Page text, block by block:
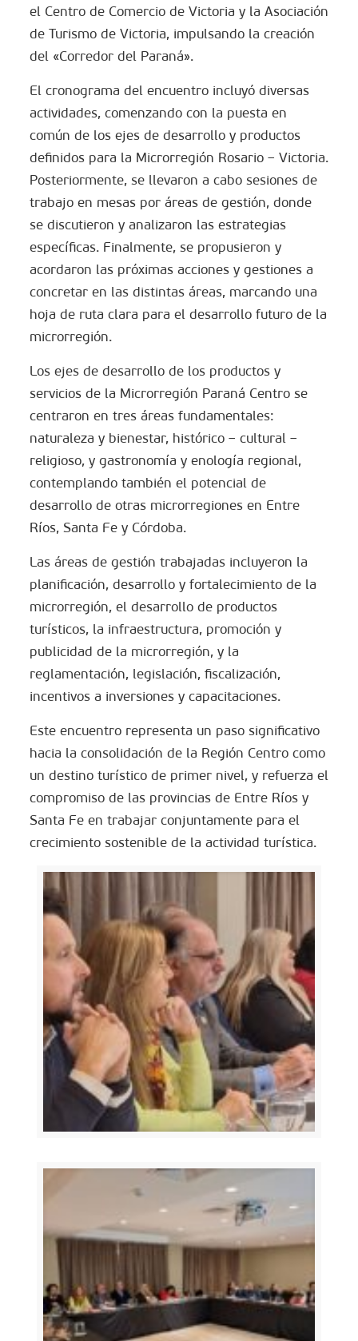
el Centro de Comercio de Victoria y la Asociación
de Turismo de Victoria, impulsando la creación
del «Corredor del Paraná».
El cronograma del encuentro incluyó diversas
actividades, comenzando con la puesta en
común de los ejes de desarrollo y productos
definidos para la Microrregión Rosario – Victoria.
Posteriormente, se llevaron a cabo sesiones de
trabajo en mesas por áreas de gestión, donde
se discutieron y analizaron las estrategias
específicas. Finalmente, se propusieron y
acordaron las próximas acciones y gestiones a
concretar en las distintas áreas, marcando una
hoja de ruta clara para el desarrollo futuro de la
microrregión.
Los ejes de desarrollo de los productos y
servicios de la Microrregión Paraná Centro se
centraron en tres áreas fundamentales:
naturaleza y bienestar, histórico – cultural –
religioso, y gastronomía y enología regional,
contemplando también el potencial de
desarrollo de otras microrregiones en Entre
Ríos, Santa Fe y Córdoba.
Las áreas de gestión trabajadas incluyeron la
planificación, desarrollo y fortalecimiento de la
microrregión, el desarrollo de productos
turísticos, la infraestructura, promoción y
publicidad de la microrregión, y la
reglamentación, legislación, fiscalización,
incentivos a inversiones y capacitaciones.
Este encuentro representa un paso significativo
hacia la consolidación de la Región Centro como
un destino turístico de primer nivel, y refuerza el
compromiso de las provincias de Entre Ríos y
Santa Fe en trabajar conjuntamente para el
crecimiento sostenible de la actividad turística.